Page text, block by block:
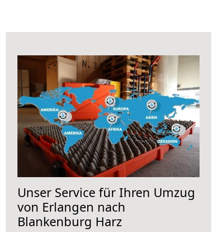
Unser Service für Ihren Umzug
von Erlangen nach
Blankenburg Harz